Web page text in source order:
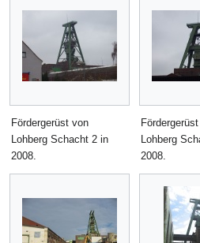
Fördergerüst von
Lohberg Schacht 2 in
2008.
Lohberg
2008.